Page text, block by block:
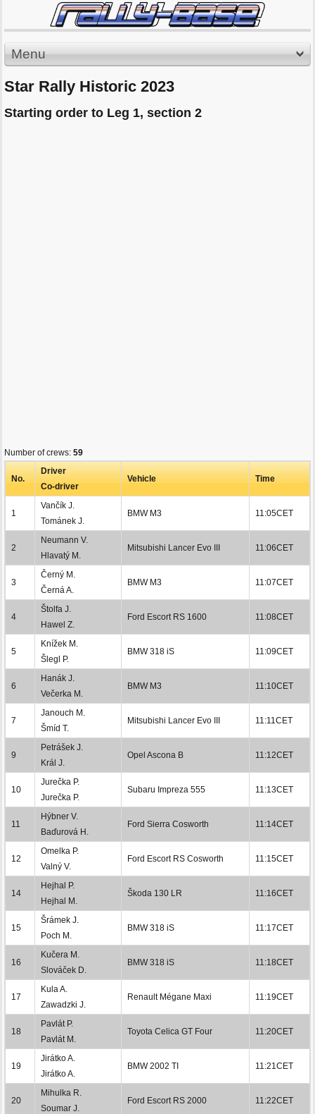
Menu
Star Rally Historic 2023
Starting order to Leg 1, section 2
Number of crews: 59
No.
Driver
Co-driver
Vehicle Time
1
Vančík J.
Tománek J.
BMW M3 11:05CET
2
Neumann V.
Hlavatý M.
Mitsubishi Lancer Evo III 11:06CET
3
Černý M.
Černá A.
BMW M3 11:07CET
4
Štolfa J.
Hawel Z.
Ford Escort RS 1600 11:08CET
5
Knížek M.
Šlegl P.
BMW 318 iS 11:09CET
6
Hanák J.
Večerka M.
BMW M3 11:10CET
7
Janouch M.
Šmíd T.
Mitsubishi Lancer Evo III 11:11CET
9
Petrášek J.
Král J.
Opel Ascona B 11:12CET
10
Jurečka P.
Jurečka P.
Subaru Impreza 555 11:13CET
11
Hýbner V.
Baďurová H.
Ford Sierra Cosworth 11:14CET
12
Omelka P.
Valný V.
Ford Escort RS Cosworth 11:15CET
14
Hejhal P.
Hejhal M.
Škoda 130 LR 11:16CET
15
Šrámek J.
Poch M.
BMW 318 iS 11:17CET
16
Kučera M.
Slováček D.
BMW 318 iS 11:18CET
17
Kula A.
Zawadzki J.
Renault Mégane Maxi 11:19CET
18
Pavlát P.
Pavlát M.
Toyota Celica GT Four 11:20CET
19
Jirátko A.
Jirátko A.
BMW 2002 TI 11:21CET
20
Mihulka R.
Soumar J.
Ford Escort RS 2000 11:22CET